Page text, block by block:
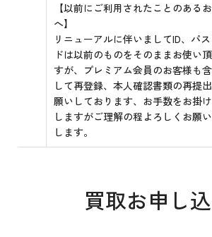
【以前にご利用されたことのある
へ】
リニューアルに伴いましてID、パ
ドは以前のものをそのままお使い
すが、プレミアム会員のお客様も
して再登録、本人確認書類の再提
願いしております、お手数をお掛
しますがご理解の程よろしくお願
します。
買取お申し